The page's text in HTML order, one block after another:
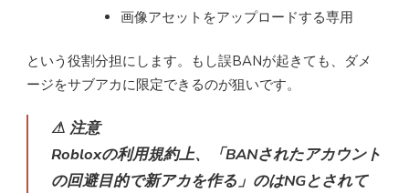
画像アセットをアップロードする専用
という役割分担にします。もし誤BANが起きても、ダメ
ージをサブアカに限定できるのが狙いです。
⚠ 注意
Robloxの利用規約上、「BANされたアカウント
の回避目的で新アカを作る」のはNGとされて